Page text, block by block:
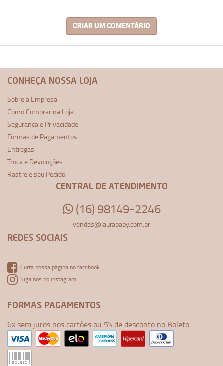
CRIAR UM COMENTÁRIO
CONHEÇA NOSSA LOJA
Sobre a Empresa
Como Comprar na Loja
Segurança e Privacidade
Formas de Pagamentos
Entregas
Troca e Devoluções
Rastreie seu Pedido
CENTRAL DE ATENDIMENTO
(16) 98149-2246
vendas@laurababy.com.br
REDES SOCIAIS
Curta nossa página no facebook
Siga nos no instagram
FORMAS PAGAMENTOS
6x sem juros nos cartões ou 5% de desconto no Boleto